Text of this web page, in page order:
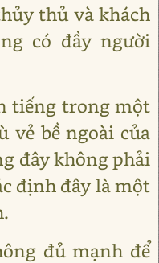
thủ và khách
có đầy người
tiếng trong một
vẻ bề ngoài của
đây không phải
định đây là một
đủ mạnh để